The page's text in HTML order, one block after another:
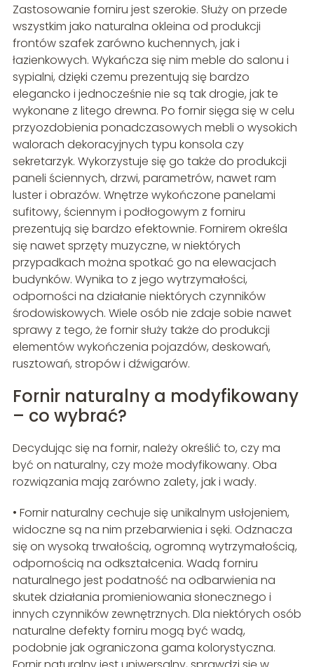
Zastosowanie forniru jest szerokie. Służy on przede
wszystkim jako naturalna okleina od produkcji
frontów szafek zarówno kuchennych, jak i
łazienkowych. Wykańcza się nim meble do salonu i
sypialni, dzięki czemu prezentują się bardzo
elegancko i jednocześnie nie są tak drogie, jak te
wykonane z litego drewna. Po fornir sięga się w celu
przyozdobienia ponadczasowych mebli o wysokich
walorach dekoracyjnych typu konsola czy
sekretarzyk. Wykorzystuje się go także do produkcji
paneli ściennych, drzwi, parametrów, nawet ram
luster i obrazów. Wnętrze wykończone panelami
sufitowy, ściennym i podłogowym z forniru
prezentują się bardzo efektownie. Fornirem określa
się nawet sprzęty muzyczne, w niektórych
przypadkach można spotkać go na elewacjach
budynków. Wynika to z jego wytrzymałości,
odporności na działanie niektórych czynników
środowiskowych. Wiele osób nie zdaje sobie nawet
sprawy z tego, że fornir służy także do produkcji
elementów wykończenia pojazdów, deskowań,
rusztowań, stropów i dźwigarów.
Fornir naturalny a modyfikowany
– co wybrać?
Decydując się na fornir, należy określić to, czy ma
być on naturalny, czy może modyfikowany. Oba
rozwiązania mają zarówno zalety, jak i wady.
• Fornir naturalny cechuje się unikalnym usłojeniem,
widoczne są na nim przebarwienia i sęki. Odznacza
się on wysoką trwałością, ogromną wytrzymałością,
odpornością na odkształcenia. Wadą forniru
naturalnego jest podatność na odbarwienia na
skutek działania promieniowania słonecznego i
innych czynników zewnętrznych. Dla niektórych osób
naturalne defekty forniru mogą być wadą,
podobnie jak ograniczona gama kolorystyczna.